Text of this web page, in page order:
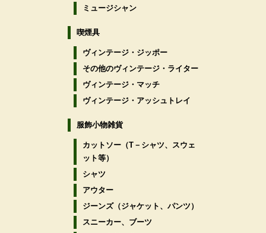
ミュージシャン
喫煙具
ヴィンテージ・ジッポー
その他のヴィンテージ・ライター
ヴィンテージ・マッチ
ヴィンテージ・アッシュトレイ
服飾小物雑貨
カットソー（T－シャツ、スウェ
ット等）
シャツ
アウター
ジーンズ（ジャケット、パンツ）
スニーカー、ブーツ